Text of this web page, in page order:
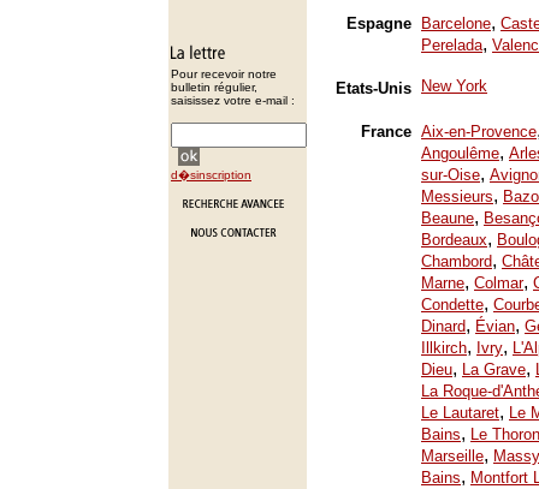
Pour recevoir notre
bulletin régulier,
saisissez votre e-mail :
d�sinscription
Espagne Barcelone,
Perelada,
Etats-Unis New York
France Aix-en-Provence
Angoulême,
sur-Oise,
Messieurs,
Beaune,
Bordeaux,
Chambord,
Marne, Colmar,
Condette,
Dinard, Évian,
Illkirch, Ivry,
Dieu, La Grave,
La Roque-
Le Lautaret, Le
Bains, Le
Marseille, Massy
Bains, Montfort